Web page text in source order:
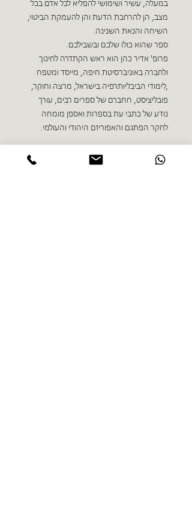
במעלה, עשיר ושימושי להפליא לכל אדם בכל
מצב, הן להרחבת הדעת והן להעמקת הביטוי,
השיחה והנאת השנינה.
ספר שהוא כולו שלכם ובשבילכם.
פרופ' אדיר כהן הוא ראש הקתדרה לחינוך
ולחברה באוניברסיטת חיפה, מייסד ומטפח
,לימודי הביבליותרפיה בישראל, מרצה וחוקר,
פובליציסט, חחברם של ספרים רבים, עורך
נודע של כתבי עת בספרות ואספן מומחה
לחקר הפתגם והאפוריזם היהודי והעולמי.